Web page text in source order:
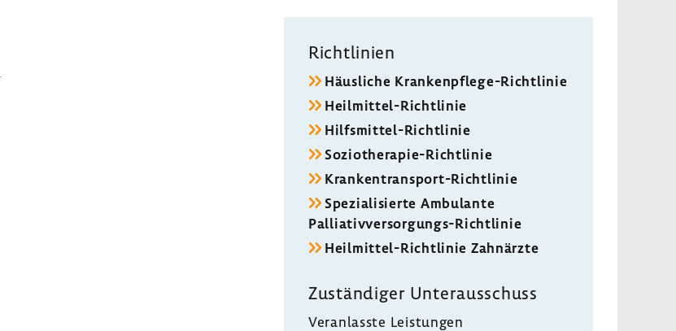
Richt­li­nien
Häus­liche Krankenpflege-​Richtlinie
Heilmittel-​Richtlinie
Hilfsmittel-​Richtlinie
Soziotherapie-​Richtlinie
Krankentransport-​Richtlinie
Spezia­li­sierte Ambu­lante
Palliativversorgungs-​Richtlinie
Heilmittel-​Richtlinie Zahn­ärzte
Zustän­diger Unter­aus­schuss
Veran­lasste Leis­tungen